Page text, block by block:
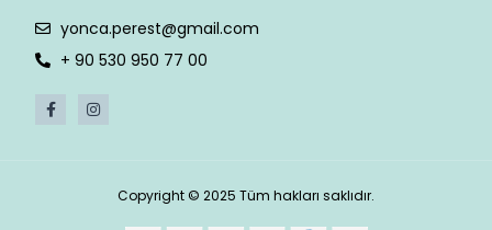
yonca.perest@gmail.com
+ 90 530 950 77 00
Copyright © 2025 Tüm hakları saklıdır.